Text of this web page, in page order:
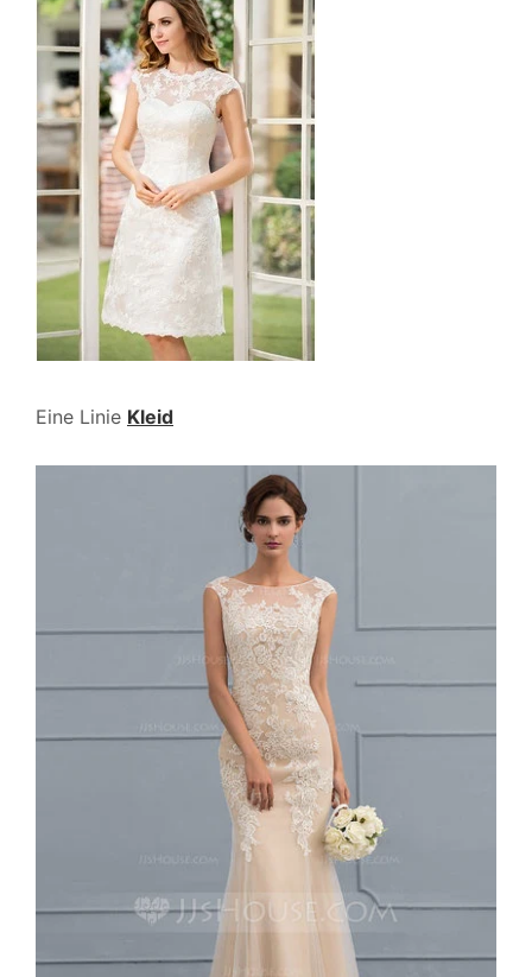
Eine Linie Kleid